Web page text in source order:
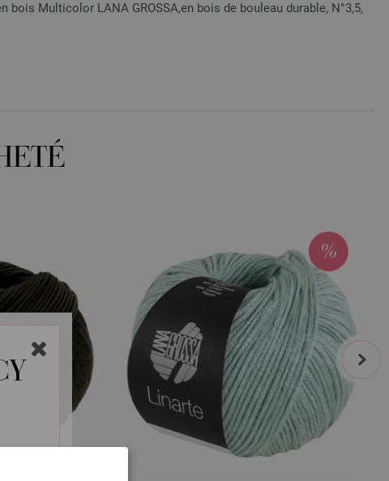
bois Multicolor LANA GROSSA,en bois de bouleau durable, N°3,5,
next